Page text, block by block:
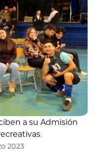
a su Admisión
.
2023